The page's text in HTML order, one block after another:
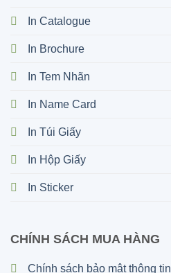
In Catalogue
In Brochure
In Tem Nhãn
In Name Card
In Túi Giấy
In Hộp Giấy
In Sticker
CHÍNH SÁCH MUA HÀNG
Chính sách bảo mật thông tin